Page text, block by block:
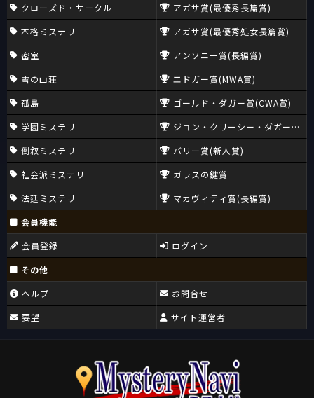
クローズド・サークル
本格ミステリ
密室
雪の山荘
孤島
学園ミステリ
倒叙ミステリ
社会派ミステリ
法廷ミステリ
アガサ賞(最優秀長篇賞)
アガサ賞(最優秀処女長篇賞)
アンソニー賞(長編賞)
エドガー賞(MWA賞)
ゴールド・ダガー賞(CWA賞)
ジョン・クリーシー・ダガー賞
バリー賞(新人賞)
ガラスの鍵賞
マカヴィティ賞(長編賞)
会員機能
会員登録
ログイン
その他
ヘルプ
要望
お問合せ
サイト運営者